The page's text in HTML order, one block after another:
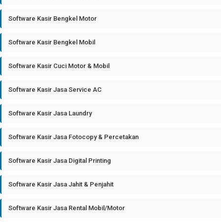
Software Kasir Bengkel Motor
Software Kasir Bengkel Mobil
Software Kasir Cuci Motor & Mobil
Software Kasir Jasa Service AC
Software Kasir Jasa Laundry
Software Kasir Jasa Fotocopy & Percetakan
Software Kasir Jasa Digital Printing
Software Kasir Jasa Jahit & Penjahit
Software Kasir Jasa Rental Mobil/Motor